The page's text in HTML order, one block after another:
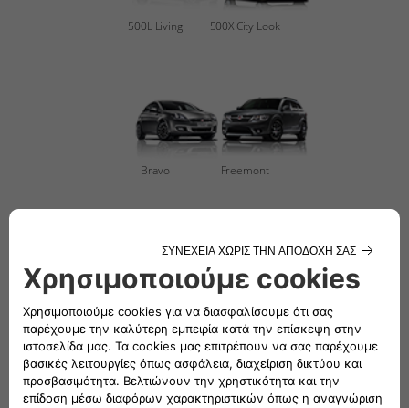
500L Living 500X City Look
Bravo Freemont
Punto Tipo Sedan